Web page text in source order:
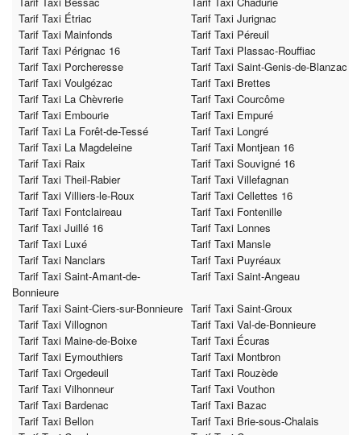
Tarif Taxi Étriac
Tarif Taxi Jurignac
Tarif Taxi Mainfonds
Tarif Taxi Péreuil
Tarif Taxi Pérignac 16
Tarif Taxi Plassac-Rouffiac
Tarif Taxi Porcheresse
Tarif Taxi Saint-Genis-de-Blanzac
Tarif Taxi Voulgézac
Tarif Taxi Brettes
Tarif Taxi La Chèvrerie
Tarif Taxi Courcôme
Tarif Taxi Embourie
Tarif Taxi Empuré
Tarif Taxi La Forêt-de-Tessé
Tarif Taxi Longré
Tarif Taxi La Magdeleine
Tarif Taxi Montjean 16
Tarif Taxi Raix
Tarif Taxi Souvigné 16
Tarif Taxi Theil-Rabier
Tarif Taxi Villefagnan
Tarif Taxi Villiers-le-Roux
Tarif Taxi Cellettes 16
Tarif Taxi Fontclaireau
Tarif Taxi Fontenille
Tarif Taxi Juillé 16
Tarif Taxi Lonnes
Tarif Taxi Luxé
Tarif Taxi Mansle
Tarif Taxi Nanclars
Tarif Taxi Puyréaux
Tarif Taxi Saint-Amant-de-
Bonnieure
Tarif Taxi Saint-Angeau
Tarif Taxi Saint-Ciers-sur-Bonnieure Tarif Taxi Saint-Groux
Tarif Taxi Villognon
Tarif Taxi Val-de-Bonnieure
Tarif Taxi Maine-de-Boixe
Tarif Taxi Écuras
Tarif Taxi Eymouthiers
Tarif Taxi Montbron
Tarif Taxi Orgedeuil
Tarif Taxi Rouzède
Tarif Taxi Vilhonneur
Tarif Taxi Vouthon
Tarif Taxi Bardenac
Tarif Taxi Bazac
Tarif Taxi Bellon
Tarif Taxi Brie-sous-Chalais